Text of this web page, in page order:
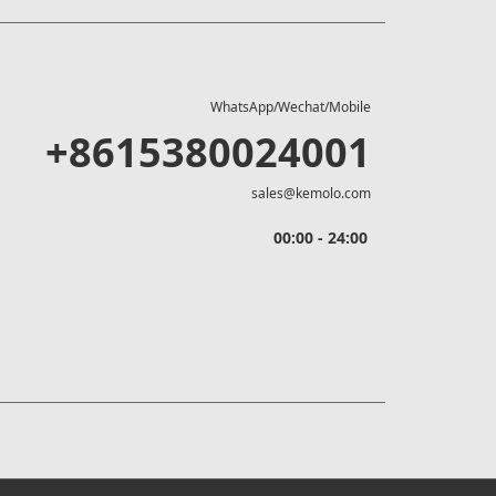
WhatsApp/Wechat/Mobile
+8615380024001
sales@kemolo.com
00:00 - 24:00